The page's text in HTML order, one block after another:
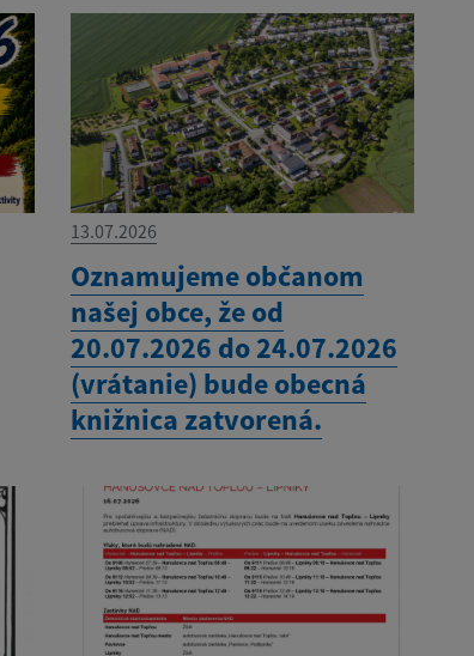
13.07.2026
Oznamujeme občanom
našej obce, že od
20.07.2026 do 24.07.2026
(vrátanie) bude obecná
knižnica zatvorená.